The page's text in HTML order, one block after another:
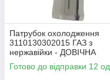
Патрубок охолодження
3110130302015 ГАЗ з
нержавійки - ДОВІЧНА
ГАРАНТІЯ
Готово до відправки 12 од.